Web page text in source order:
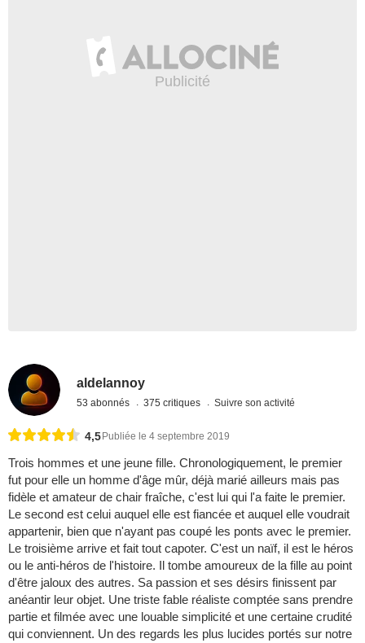
aldelannoy
53 abonnés 375 critiques Suivre son activité
4,5 Publiée le 4 septembre 2019
Trois hommes et une jeune fille. Chronologiquement, le premier
fut pour elle un homme d'âge mûr, déjà marié ailleurs mais pas
fidèle et amateur de chair fraîche, c'est lui qui l'a faite le premier.
Le second est celui auquel elle est fiancée et auquel elle voudrait
appartenir, bien que n'ayant pas coupé les ponts avec le premier.
Le troisième arrive et fait tout capoter. C'est un naïf, il est le héros
ou le anti-héros de l'histoire. Il tombe amoureux de la fille au point
d'être jaloux des autres. Sa passion et ses désirs finissent par
anéantir leur objet. Une triste fable réaliste comptée sans prendre
partie et filmée avec une louable simplicité et une certaine crudité
qui conviennent. Un des regards les plus lucides portés sur notre